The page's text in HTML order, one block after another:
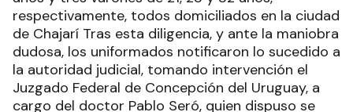
respectivamente, todos domiciliados en la ciudad
de Chajarí Tras esta diligencia, y ante la maniobra
dudosa, los uniformados notificaron lo sucedido a
la autoridad judicial, tomando intervención el
Juzgado Federal de Concepción del Uruguay, a
cargo del doctor Pablo Seró, quien dispuso se